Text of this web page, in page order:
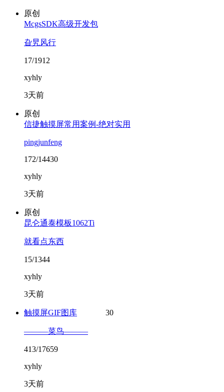
原创
McgsSDK高级开发包
旮旯风行
17/1912
xyhly
3天前
原创
信捷触摸屏常用案例-绝对实用
pingjunfeng
172/14430
xyhly
3天前
原创
昆仑通泰模板1062Ti
就看点东西
15/1344
xyhly
3天前
触摸屏GIF图库 30
———菜鸟———
413/17659
xyhly
3天前